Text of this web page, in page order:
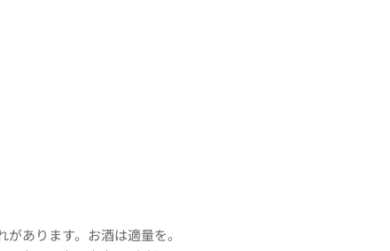
あります。お酒は適量を。